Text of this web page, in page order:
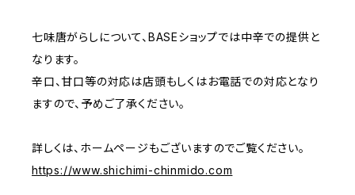
七味唐がらしについて、BASEショップでは中辛での提供と
なります。
辛口、甘口等の対応は店頭もしくはお電話での対応となり
ますので、予めご了承ください。
詳しくは、ホームページもございますのでご覧ください。
https://www.shichimi-chinmido.com